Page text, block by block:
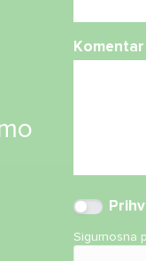
Komentar
Sigurnosna